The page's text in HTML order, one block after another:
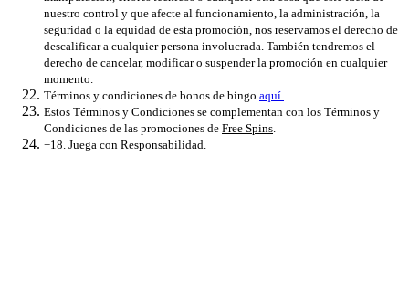
nuestro control y que afecte al funcionamiento, la administración, la
seguridad o la equidad de esta promoción, nos reservamos el derecho de
descalificar a cualquier persona involucrada. También tendremos el
derecho de cancelar, modificar o suspender la promoción en cualquier
momento.
Términos y condiciones de bonos de bingo aquí.
Estos Términos y Condiciones se complementan con los Términos y
Condiciones de las promociones de Free Spins
+18. Juega con Responsabilidad.